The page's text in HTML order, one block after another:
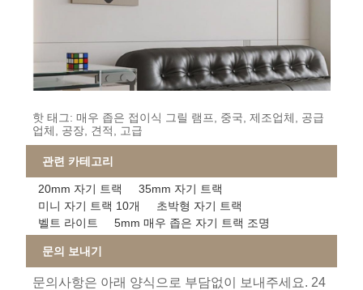
핫 태그: 매우 좁은 접이식 그릴 램프, 중국, 제조업체, 공급
업체, 공장, 견적, 고급
관련 카테고리
20mm 자기 트랙
35mm 자기 트랙
미니 자기 트랙 10개
초박형 자기 트랙
벨트 라이트
5mm 매우 좁은 자기 트랙 조명
문의 보내기
문의사항은 아래 양식으로 부담없이 보내주세요. 24